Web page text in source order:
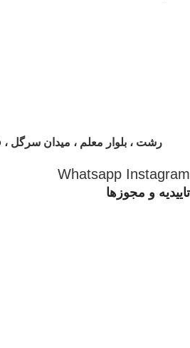
رشت ، بلوار معلم ، میدان سرگل ،
Whatsapp Instagram
تاییدیه و مجوزها